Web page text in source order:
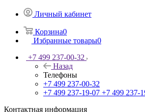
Личный кабинет
Корзина0
Избранные товары0
+7 499 237-00-32
Назад
Телефоны
+7 499 237-00-32
+7 499 237-19-07 +7 499 237-
Контактная информация